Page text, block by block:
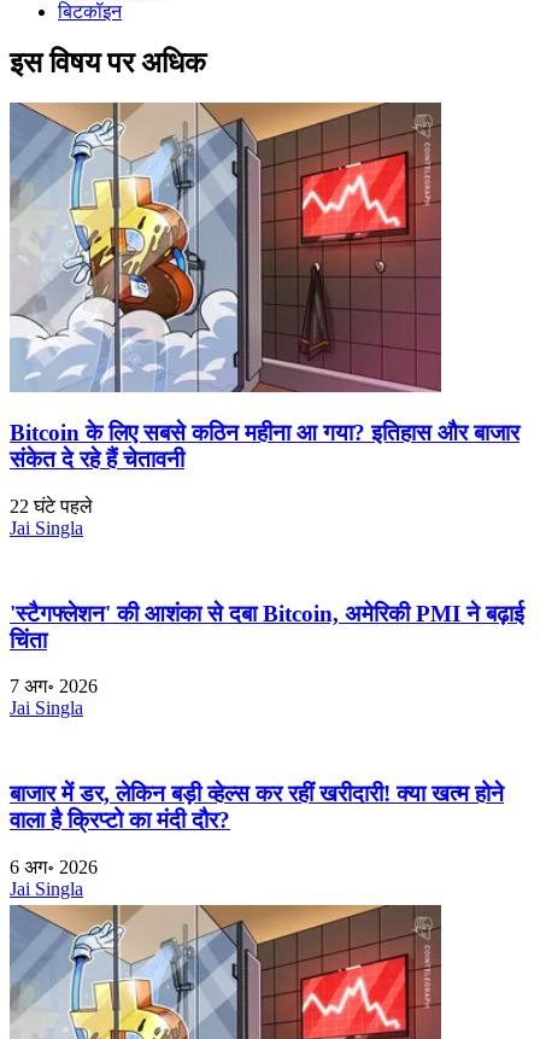
बिटकॉइन
इस विषय पर अधिक
Bitcoin के लिए सबसे कठिन महीना आ गया? इतिहास और बाजार
संकेत दे रहे हैं चेतावनी
22 घंटे पहले
Jai Singla
'स्टैगफ्लेशन' की आशंका से दबा Bitcoin, अमेरिकी PMI ने बढ़ाई
चिंता
7 अग॰ 2026
Jai Singla
बाजार में डर, लेकिन बड़ी व्हेल्स कर रहीं खरीदारी! क्या खत्म होने
वाला है क्रिप्टो का मंदी दौर?
6 अग॰ 2026
Jai Singla